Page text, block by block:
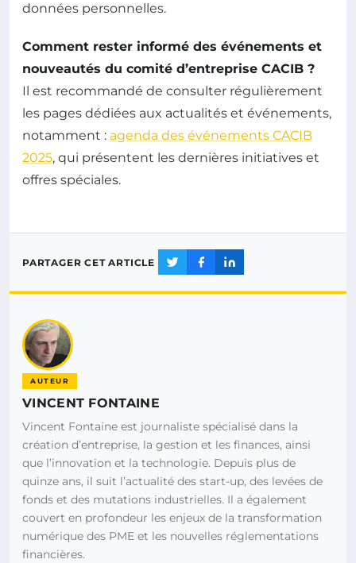
données personnelles.
Comment rester informé des événements et
nouveautés du comité d’entreprise CACIB ?
Il est recommandé de consulter régulièrement
les pages dédiées aux actualités et événements,
notamment : agenda des événements CACIB
2025, qui présentent les dernières initiatives et
offres spéciales.
PARTAGER CET ARTICLE
AUTEUR
VINCENT FONTAINE
Vincent Fontaine est journaliste spécialisé dans la
création d’entreprise, la gestion et les finances, ainsi
que l’innovation et la technologie. Depuis plus de
quinze ans, il suit l’actualité des start-up, des levées de
fonds et des mutations industrielles. Il a également
couvert en profondeur les enjeux de la transformation
numérique des PME et les nouvelles réglementations
financières.